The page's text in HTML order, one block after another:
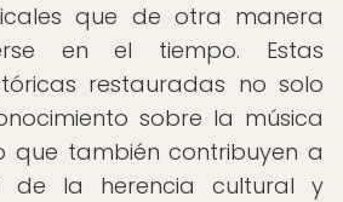
que de otra manera
en el tiempo. Estas
restauradas no solo
sobre la música
que también contribuyen a
de la herencia cultural y